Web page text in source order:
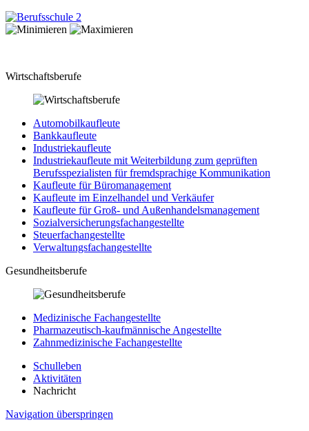
Wirtschaftsberufe
Automobilkaufleute
Bankkaufleute
Industriekaufleute
Industriekaufleute mit Weiterbildung zum geprüften
Berufsspezialisten für fremdsprachige Kommunikation
Kaufleute für Büromanagement
Kaufleute im Einzelhandel und Verkäufer
Kaufleute für Groß- und Außenhandelsmanagement
Sozialversicherungsfachangestellte
Steuerfachangestellte
Verwaltungsfachangestellte
Gesundheitsberufe
Medizinische Fachangestellte
Pharmazeutisch-kaufmännische Angestellte
Zahnmedizinische Fachangestellte
Schulleben
Aktivitäten
Nachricht
Navigation überspringen